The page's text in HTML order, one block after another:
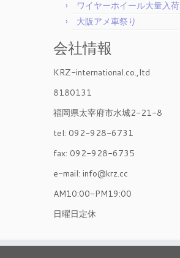
ワイヤーホイール大量入荷
大阪アメ車祭り
会社情報
KRZ-international.co.,ltd
8180131
福岡県太宰府市水城2-21-8
tel: 092-928-6731
fax: 092-928-6735
e-mail: info@krz.cc
AM10:00-PM19:00
日曜日定休